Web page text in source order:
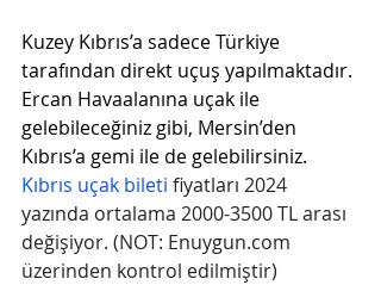
Kuzey Kıbrıs’a sadece Türkiye
tarafından direkt uçuş yapılmaktadır.
Ercan Havaalanına uçak ile
gelebileceğiniz gibi, Mersin’den
Kıbrıs’a gemi ile de gelebilirsiniz.
Kıbrıs uçak bileti fiyatları 2024
yazında ortalama 2000-3500 TL arası
değişiyor. (NOT: Enuygun.com
üzerinden kontrol edilmiştir)